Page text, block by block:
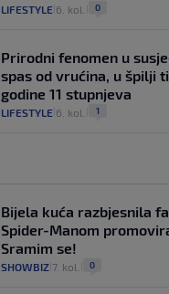
LIFESTYLE 6. kol. 0
Prirodni fenomen u
spas od vrućina, u špilji
godine 11 stupnjeva
LIFESTYLE 6. kol. 1
Bijela kuća razbjesnila
Spider-Manom
Sramim se!
SHOWBIZ 7. kol. 0